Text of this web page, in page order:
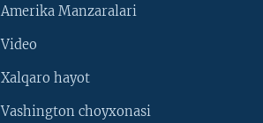
Amerika Manzaralari
Video
Xalqaro hayot
Vashington choyxonasi